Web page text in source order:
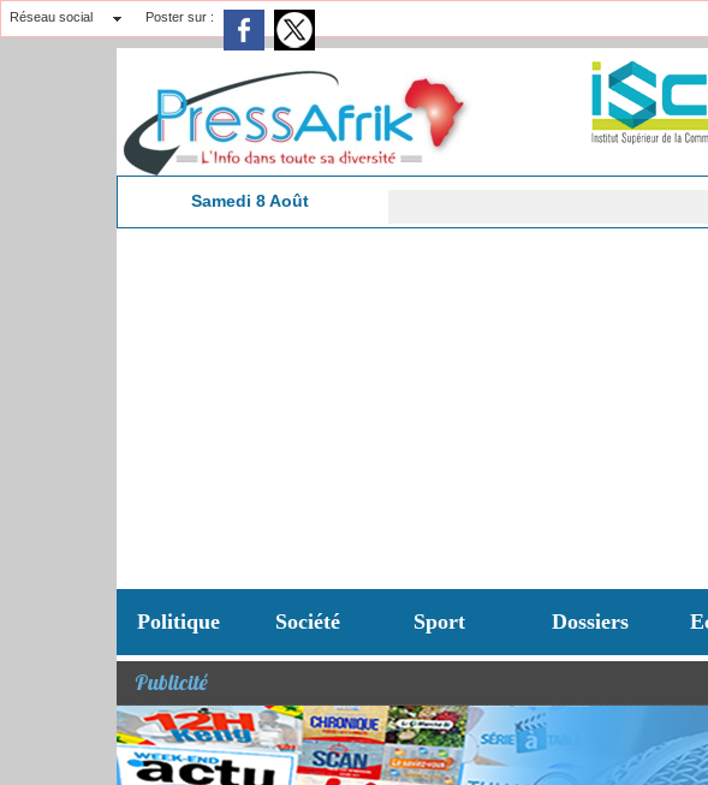
Réseau social Poster sur :
Samedi 8 Août Nécrologie :
Politique Société Sport Dossiers
Publicité